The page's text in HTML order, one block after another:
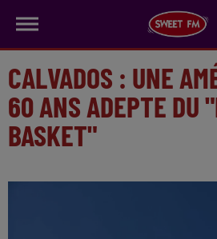
CALVADOS : UNE
60 ANS ADEPTE DU
BASKET"